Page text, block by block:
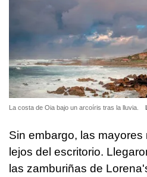
La costa de Oia bajo un arcoíris tras la lluvia.
Sin embargo, las
lejos del escritorio.
las zamburiñas de